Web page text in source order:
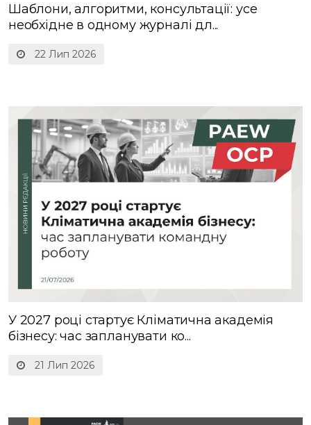
22 Лип 2026
Шаблони, алгоритми, консультації: усе
необхідне в одному журналі дл...
21 Лип 2026
У 2027 році стартує Кліматична академія
бізнесу: час запланувати ко...